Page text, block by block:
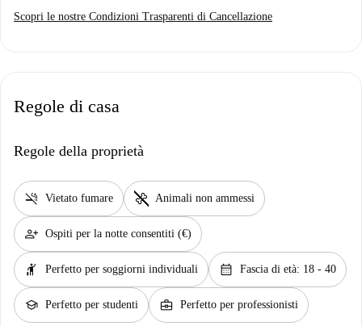
Scopri le nostre Condizioni Trasparenti di Cancellazione
Regole di casa
Regole della proprietà
smoke_free Vietato fumare pet_supplies Animali non ammessi
person_add Ospiti per la notte consentiti (€)
hail Perfetto per soggiorni individuali calendar_month Fascia di età: 18 - 40
school Perfetto per studenti business_center Perfetto per professionisti